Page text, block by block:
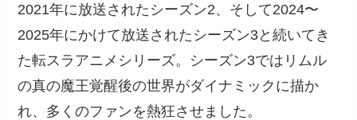
2021年に放送されたシーズン2、そして2024〜
2025年にかけて放送されたシーズン3と続いてき
た転スラアニメシリーズ。シーズン3ではリムル
の真の魔王覚醒後の世界がダイナミックに描か
れ、多くのファンを熱狂させました。